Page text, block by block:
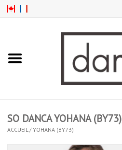
COLLANTS
SO DANCA YOHANA (BY73)
ACCUEIL /YOHANA (BY73)